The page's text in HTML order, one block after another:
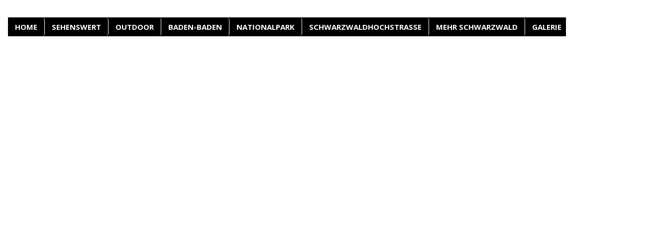
HOME SEHENSWERT OUTDOOR BADEN-BADEN NATIONALPARK SCHWARZWALDHOCHSTRASSE MEHR SCHWARZWALD GALERIE